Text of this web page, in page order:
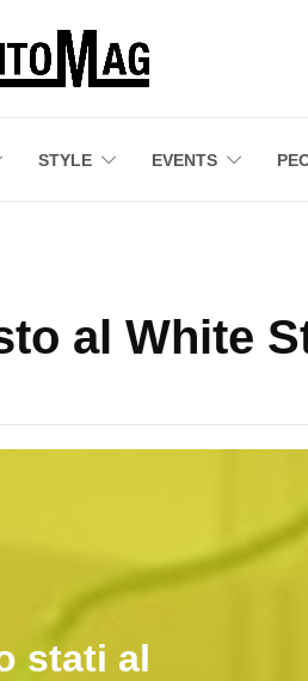
STYLE EVENTS
al White
stati al